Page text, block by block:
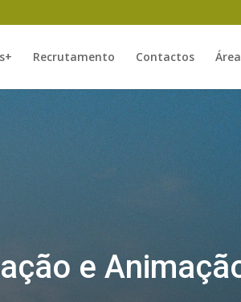
Recrutamento Contactos
e